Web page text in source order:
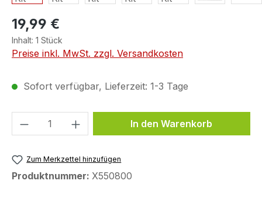
19,99 €
Inhalt: 1 Stück
Preise inkl. MwSt. zzgl. Versandkosten
Sofort verfügbar, Lieferzeit: 1-3 Tage
Produkt Anzahl: Gib denIn den Warenkorb
Zum Merkzettel hinzufügen
Produktnummer: X550800